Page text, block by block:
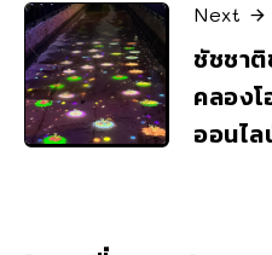
Next
ชัชชา
คลอง
ออนไ